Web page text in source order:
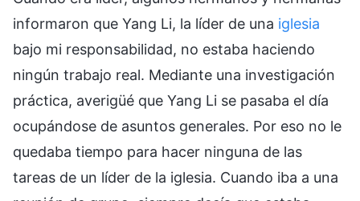
informaron que Yang Li, la líder de una iglesia
bajo mi responsabilidad, no estaba haciendo
ningún trabajo real. Mediante una investigación
práctica, averigüé que Yang Li se pasaba el día
ocupándose de asuntos generales. Por eso no le
quedaba tiempo para hacer ninguna de las
tareas de un líder de la iglesia. Cuando iba a una